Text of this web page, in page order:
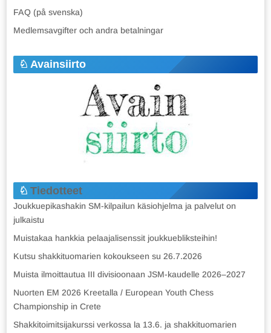
FAQ (på svenska)
Medlemsavgifter och andra betalningar
Avainsiirto
Tiedotteet
Joukkuepikashakin SM-kilpailun käsiohjelma ja palvelut on
julkaistu
Muistakaa hankkia pelaajalisenssit joukkuebliksteihin!
Kutsu shakkituomarien kokoukseen su 26.7.2026
Muista ilmoittautua III divisioonaan JSM-kaudelle 2026–2027
Nuorten EM 2026 Kreetalla / European Youth Chess
Championship in Crete
Shakkitoimitsijakurssi verkossa la 13.6. ja shakkituomarien